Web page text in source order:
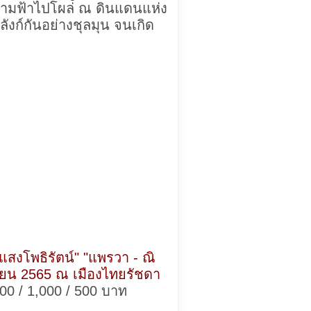
ามฟ้าไปโผล่ ณ ดินแดนแห่ง
งก์กันอย่างชุลมุน จนเกิด
สงโพธิรัตน์" "แพรวา - ณิ
2565 ณ เมืองไทยรัชดา
/ 1,000 / 500 บาท